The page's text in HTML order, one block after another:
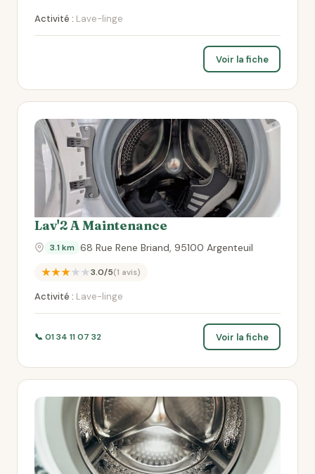
Activité : Lave-linge
Voir la fiche
Lav'2 A Maintenance
3.1 km 68 Rue Rene Briand, 95100 Argenteuil
★★★★★3.0/5(1 avis)
Activité : Lave-linge
📞 01 34 11 07 32 Voir la fiche